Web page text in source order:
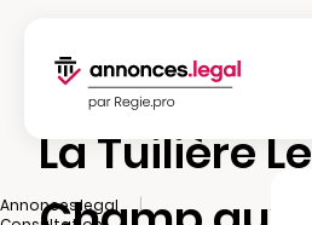
Annonces.legal
|
La Tuilière Le